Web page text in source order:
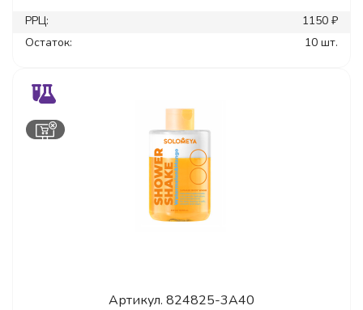
РРЦ:
1150 ₽
Остаток:
10 шт.
Артикул. 824825-3A40